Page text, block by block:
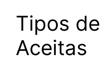
Tipos
Aceitas